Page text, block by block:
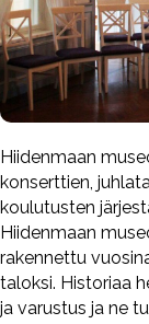
Hiidenmaan
konserttien,
koulutusten
Hiidenmaan
rakennettu
taloksi. Historiaa
ja varustus ja ne